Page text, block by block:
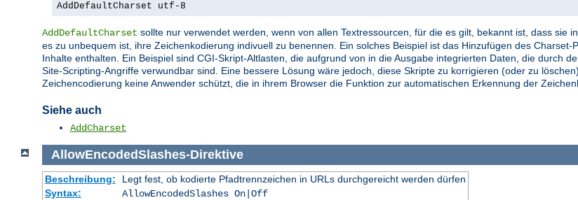
AddDefaultCharset utf-8
AddDefaultCharset sollte nur verwendet werden, wenn von allen Textressourcen, für die es gilt, bekannt ist, dass sie
es zu unbequem ist, ihre Zeichenkodierung indivuell zu benennen. Ein solches Beispiel ist das Hinzufügen des
Inhalte enthalten. Ein Beispiel sind CGI-Skript-Altlasten, die aufgrund von in die Ausgabe integrierten Daten, die durch
Site-Scripting-Angriffe verwundbar sind. Eine bessere Lösung wäre jedoch, diese Skripte zu korrigieren (oder zu
Zeichencodierung keine Anwender schützt, die in ihrem Browser die Funktion zur automatischen Erkennung der
Siehe auch
AddCharset
AllowEncodedSlashes-Direktive
Beschreibung:
Legt fest, ob kodierte Pfadtrennzeichen in URLs durchgereicht werden dürfen
Syntax:
AllowEncodedSlashes On|Off